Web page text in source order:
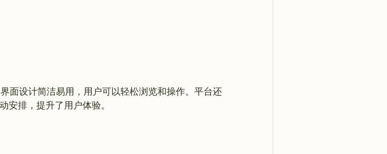
面设计简洁易用，用户可以轻松浏览和操作。平台还
安排，提升了用户体验。